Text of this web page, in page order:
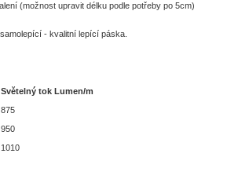
(možnost upravit délku podle potřeby po 5cm)
- kvalitní lepící páska.
Světelný tok Lumen/m
875
950
1010